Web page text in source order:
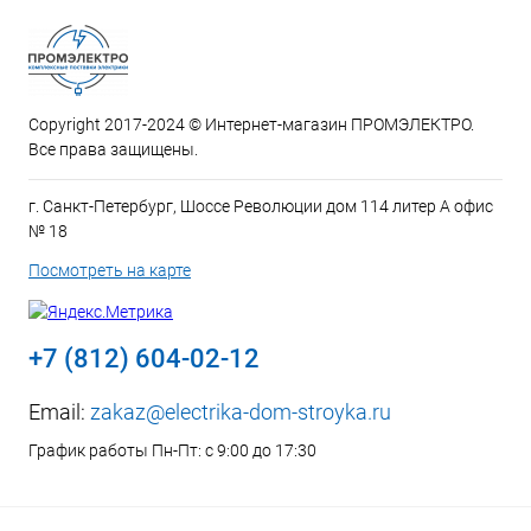
Copyright 2017-2024 © Интернет-магазин ПРОМЭЛЕКТРО.
Все права защищены.
г. Санкт-Петербург, Шоссе Революции дом 114 литер А офис
№ 18
Посмотреть на карте
+7 (812) 604-02-12
Email: zakaz@electrika-dom-stroyka.ru
График работы Пн-Пт: с 9:00 до 17:30